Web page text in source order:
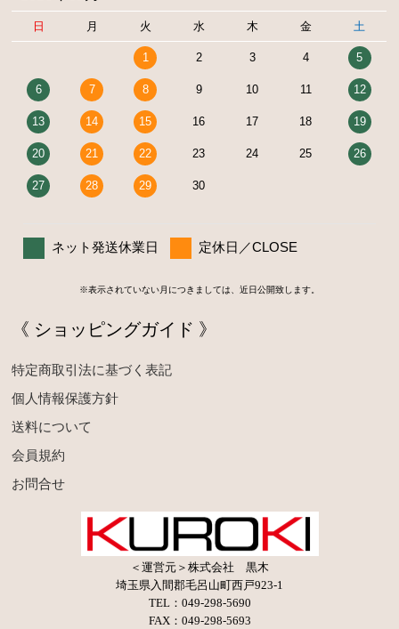
日 月 火 水 木 金 土
1 2 3 4 5
6 7 8 9 10 11 12
13 14 15 16 17 18 19
20 21 22 23 24 25 26
27 28 29 30
ネット発送休業日 定休日／CLOSE
※表示されていない月につきましては、近日公開致します。
《 ショッピングガイド 》
特定商取引法に基づく表記
個人情報保護方針
送料について
会員規約
お問合せ
＜運営元＞株式会社 黒木
埼玉県入間郡毛呂山町西戸923-1
TEL：049-298-5690
FAX：049-298-5693